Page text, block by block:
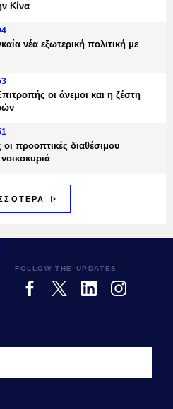
Κίνα
νέα εξωτερική πολιτική με
οι άνεμοι και η ζέστη
προοπτικές διαθέσιμου
FOLLOW THE UPDATES